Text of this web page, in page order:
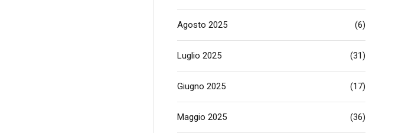
Agosto 2025 (6)
Luglio 2025 (31)
Giugno 2025 (17)
Maggio 2025 (36)